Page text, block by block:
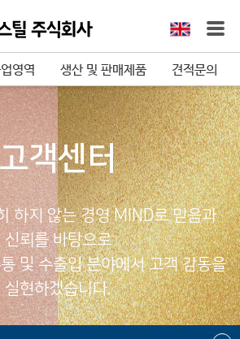
영역 생산 및 판매제품 견적문의
고객센터
하지 않는 경영 MIND로 믿음과
신뢰를 바탕으로
및 수출입 분야에서 고객 감동을
실현하겠습니다.